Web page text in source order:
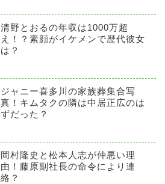
清野とおるの年収は1000万超
え！？素顔がイケメンで歴代彼女
は？
ジャニー喜多川の家族葬集合写
真！キムタクの隣は中居正広のは
ずだった？
岡村隆史と松本人志が仲悪い理
由！藤原副社長の命令により連
絡？